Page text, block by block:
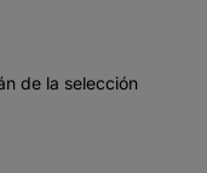
de la selección